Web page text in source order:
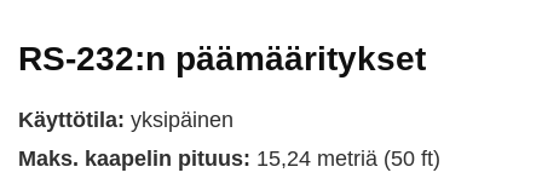
RS-232:n päämääritykset
Käyttötila: yksipäinen
Maks. kaapelin pituus: 15,24 metriä (50 ft)